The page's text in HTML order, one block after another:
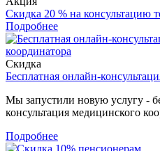
Скидка 20 % на консультацию
Подробнее
Скидка
Бесплатная онлайн-
Мы запустили новую услугу -
консультация медицинского
Подробнее